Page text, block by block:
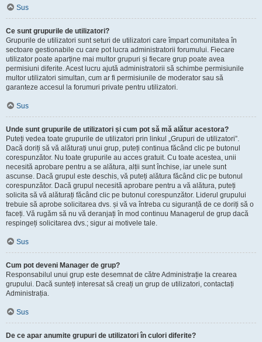
Sus
Ce sunt grupurile de utilizatori?
Grupurile de utilizatori sunt seturi de utilizatori care împart comunitatea în
sectoare gestionabile cu care pot lucra administratorii forumului. Fiecare
utilizator poate aparține mai multor grupuri și fiecare grup poate avea
permisiuni diferite. Acest lucru ajută administratorii să schimbe permisiunile
multor utilizatori simultan, cum ar fi permisiunile de moderator sau să
garanteze accesul la forumuri private pentru utilizatori.
Sus
Unde sunt grupurile de utilizatori și cum pot să mă alătur acestora?
Puteți vedea toate grupurile de utilizatori prin linkul „Grupuri de utilizatori”.
Dacă doriți să vă alăturați unui grup, puteți continua făcând clic pe butonul
corespunzător. Nu toate grupurile au acces gratuit. Cu toate acestea, unii
necesită aprobare pentru a se alătura, alții sunt închise, iar unele sunt
ascunse. Dacă grupul este deschis, vă puteți alătura făcând clic pe butonul
corespunzător. Dacă grupul necesită aprobare pentru a vă alătura, puteți
solicita să vă alăturați făcând clic pe butonul corespunzător. Liderul grupului
trebuie să aprobe solicitarea dvs. și vă va întreba cu siguranță de ce doriți să o
faceți. Vă rugăm să nu vă deranjați în mod continuu Managerul de grup dacă
respingeți solicitarea dvs.; sigur ai motivele tale.
Sus
Cum pot deveni Manager de grup?
Responsabilul unui grup este desemnat de către Administrație la crearea
grupului. Dacă sunteți interesat să creați un grup de utilizatori, contactați
Administrația.
Sus
De ce apar anumite grupuri de utilizatori în culori diferite?